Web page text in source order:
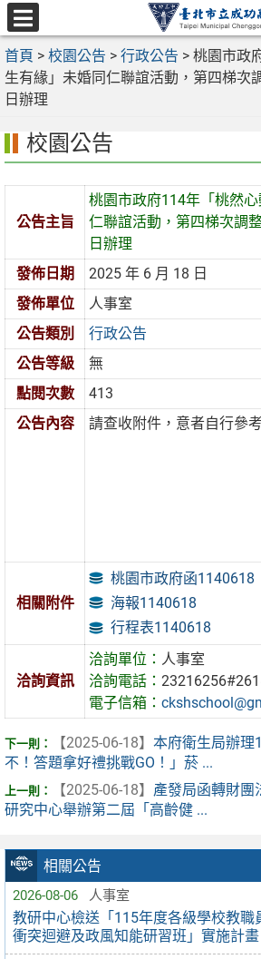
跳
至
主
要
內
選
單
首頁 > 校園公告 > 行政公告 > 桃園市政
生有緣」未婚同仁聯誼活動，第四梯次
日辦理
相關公告
2026-08-06 人事室
教研中心檢送「115年度各級學校教職
衝突迴避及政風知能研習班」實施計畫
校園公告
公告主旨
桃園市政府114年「桃然
仁聯誼活動，第四梯次調
日辦理
發佈日期
2025 年 6 月 18 日
發佈單位
人事室
公告類別
行政公告
公告等級
無
點閱次數
413
公告內容
請查收附件，意者自行參
相關附件
桃園市政府函1140618
海報1140618
行程表1140618
洽詢資訊
洽詢單位： 人事室
洽詢電話：
電子信箱：
【2025-06-18】 本府衛生局辦理
不！答題拿好禮挑戰GO！」菸 ...
【2025-06-18】 產發局函轉財團
研究中心舉辦第二屆「高齡健 ...